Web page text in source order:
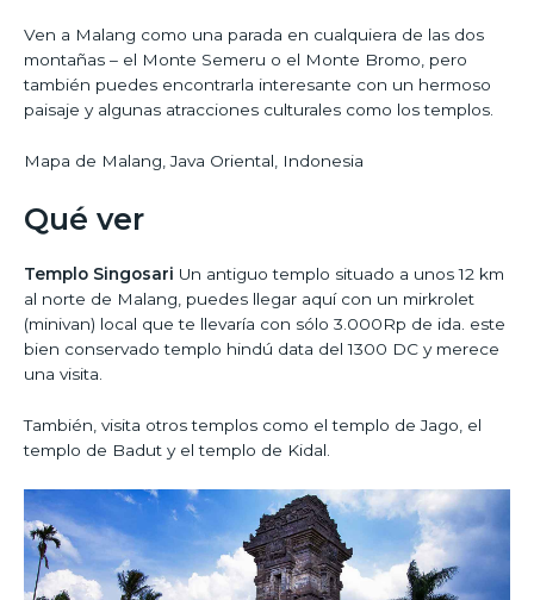
Ven a Malang como una parada en cualquiera de las dos
montañas – el Monte Semeru o el Monte Bromo, pero
también puedes encontrarla interesante con un hermoso
paisaje y algunas atracciones culturales como los templos.
Mapa de Malang, Java Oriental, Indonesia
Qué ver
Templo Singosari Un antiguo templo situado a unos 12 km
al norte de Malang, puedes llegar aquí con un mirkrolet
(minivan) local que te llevaría con sólo 3.000Rp de ida. este
bien conservado templo hindú data del 1300 DC y merece
una visita.
También, visita otros templos como el templo de Jago, el
templo de Badut y el templo de Kidal.